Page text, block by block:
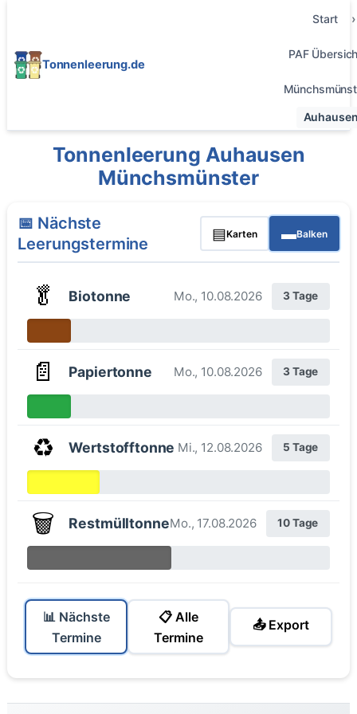
Tonnenleerung.de
Start
PAF
Tonnenleerung Auhausen
Münchsmünster
📅 Nächste
Leerungstermine
▤Karten ▬Balken
🥬 Biotonne Mo., 10.08.2026 3 Tage
📄 Papiertonne Mo., 10.08.2026 3 Tage
♻️ Wertstofftonne Mi., 12.08.2026 5 Tage
🗑️ RestmülltonneMo., 17.08.2026 10 Tage
📊 Nächste
Termine
📋 Alle
Termine
📤 Export